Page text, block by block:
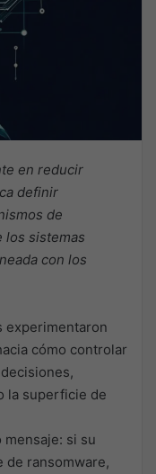
en reducir
definir
de
los sistemas
con los
experimentaron
cómo controlar
la superficie de
mensaje: si su
de ransomware,